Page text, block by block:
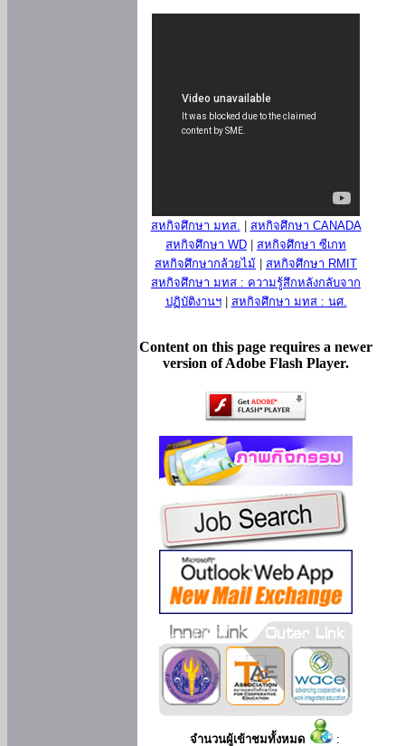
สหกิจศึกษา มทส.
สหกิจศึกษา CANADA
สหกิจศึกษา WD
สหกิจศึกษา ซีเกท
สหกิจศึกษากล้วยไม้
สหกิจศึกษา RMIT
สหกิจศึกษา มทส : ความรู้สึกหลังกลับจาก
ปฏิบัติงานฯ| สหกิจศึกษา มทส : นศ.
Content on this page requires a newer
version of Adobe Flash Player.
จำนวนผู้เข้าชมทั้งหมด :